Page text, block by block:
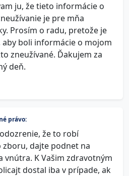
ju, že tieto informácie o
je pre mňa
Prosím o radu, pretože je
boli informácie o mojom
zneužívané. Ďakujem za
deň.
právo:
že to robí
dajte podnet na
vnútra. K Vašim zdravotným
dostal iba v prípade, ak